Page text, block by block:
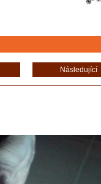
Následující